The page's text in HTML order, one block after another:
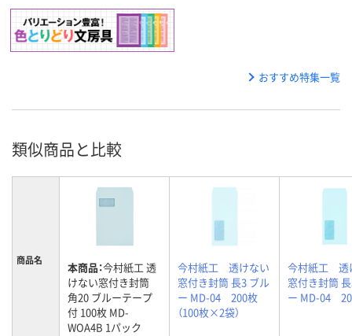
おすすめ特集一覧
類似商品と比較
商品名 本商品：今村紙工 透
けない窓付き封筒
角20 ブルーテープ
付 100枚 MD-
WOA4B 1パック
今村紙工 透けない
窓付き封筒 長3 ブル
ー MD-04 200枚
（100枚×2袋）
今村紙工 透
窓付き封筒
ー MD-04